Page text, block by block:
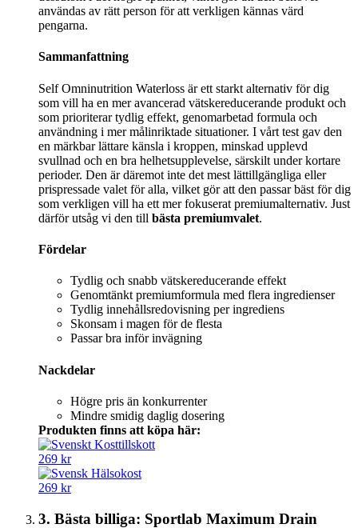
användas av rätt person för att verkligen kännas värd
pengarna.
Sammanfattning
Self Omninutrition Waterloss är ett starkt alternativ för dig
som vill ha en mer avancerad vätskereducerande produkt och
som prioriterar tydlig effekt, genomarbetad formula och
användning i mer målinriktade situationer. I vårt test gav den
en märkbar lättare känsla i kroppen, minskad upplevd
svullnad och en bra helhetsupplevelse, särskilt under kortare
perioder. Den är däremot inte det mest lättillgängliga eller
prispressade valet för alla, vilket gör att den passar bäst för dig
som verkligen vill ha ett mer fokuserat premiumalternativ. Just
därför utsåg vi den till bästa premiumvalet.
Fördelar
Tydlig och snabb vätskereducerande effekt
Genomtänkt premiumformula med flera ingredienser
Tydlig innehållsredovisning per ingrediens
Skonsam i magen för de flesta
Passar bra inför invägning
Nackdelar
Högre pris än konkurrenter
Mindre smidig daglig dosering
Produkten finns att köpa här:
269 kr
269 kr
3. Bästa billiga: Sportlab Maximum Drain